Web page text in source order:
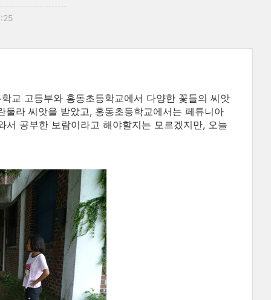
교 고등부와 홍동초등학교에서 다양한 꽃들의 씨앗
라 씨앗을 받았고, 홍동초등학교에서는 페튜니아
공부한 보람이라고 해야할지는 모르겠지만, 오늘